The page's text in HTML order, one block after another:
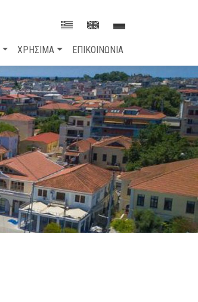
ΧΡΗΣΙΜΑ ΕΠΙΚΟΙΝΩΝΙΑ